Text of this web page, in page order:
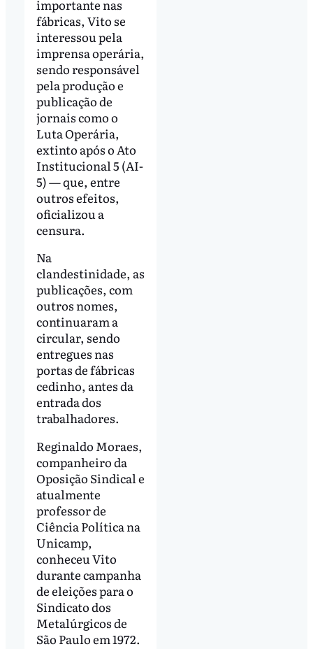
importante nas
fábricas, Vito se
interessou pela
imprensa operária,
sendo responsável
pela produção e
publicação de
jornais como o
Luta Operária,
extinto após o Ato
Institucional 5 (AI-
5) — que, entre
outros efeitos,
oficializou a
censura.
Na
clandestinidade, as
publicações, com
outros nomes,
continuaram a
circular, sendo
entregues nas
portas de fábricas
cedinho, antes da
entrada dos
trabalhadores.
Reginaldo Moraes,
companheiro da
Oposição Sindical e
atualmente
professor de
Ciência Política na
Unicamp,
conheceu Vito
durante campanha
de eleições para o
Sindicato dos
Metalúrgicos de
São Paulo em 1972.